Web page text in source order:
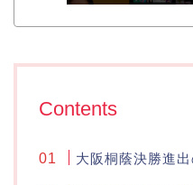
Contents
大阪桐蔭決勝進